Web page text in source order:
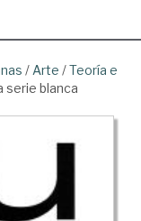
/ Arte /Teoría e
serie blanca